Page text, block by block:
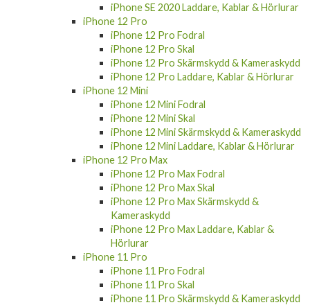
iPhone 12 Pro
iPhone 12 Pro Fodral
iPhone 12 Pro Skal
iPhone 12 Pro Skärmskydd & Kameraskydd
iPhone 12 Pro Laddare, Kablar & Hörlurar
iPhone 12 Mini
iPhone 12 Mini Fodral
iPhone 12 Mini Skal
iPhone 12 Mini Skärmskydd & Kameraskydd
iPhone 12 Mini Laddare, Kablar & Hörlurar
iPhone 12 Pro Max
iPhone 12 Pro Max Fodral
iPhone 12 Pro Max Skal
iPhone 12 Pro Max Skärmskydd &
Kameraskydd
iPhone 12 Pro Max Laddare, Kablar &
Hörlurar
iPhone 11 Pro
iPhone 11 Pro Fodral
iPhone 11 Pro Skal
iPhone 11 Pro Skärmskydd & Kameraskydd
iPhone 11 Pro Laddare, Kablar & Hörlurar